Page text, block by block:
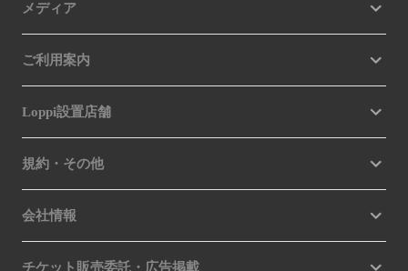
メディア
ご利用案内
Loppi設置店舗
規約・その他
会社情報
チケット販売委託・広告掲載